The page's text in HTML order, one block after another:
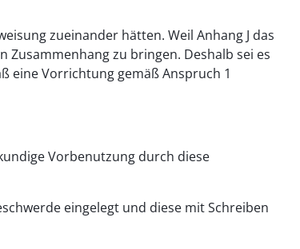
zueinander hätten. Weil Anhang J das
zu bringen. Deshalb sei es
eine Vorrichtung gemäß Anspruch 1
Vorbenutzung durch diese
eingelegt und diese mit Schreiben